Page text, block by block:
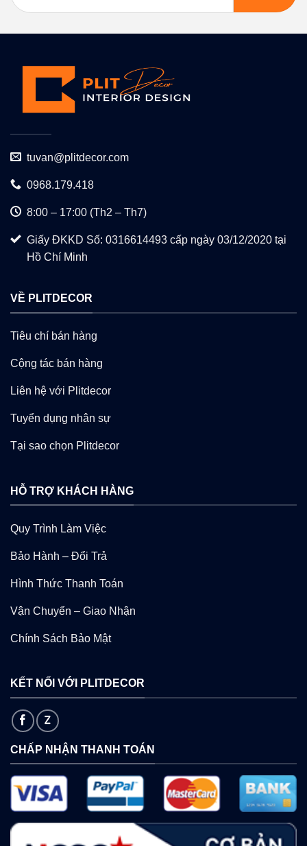
tuvan@plitdecor.com
0968.179.418
8:00 – 17:00 (Th2 – Th7)
Giấy ĐKKD Số: 0316614493 cấp ngày 03/12/2020 tại
Hồ Chí Minh
VỀ PLITDECOR
Tiêu chí bán hàng
Cộng tác bán hàng
Liên hệ với Plitdecor
Tuyển dụng nhân sự
Tại sao chọn Plitdecor
HỖ TRỢ KHÁCH HÀNG
Quy Trình Làm Việc
Bảo Hành – Đổi Trả
Hình Thức Thanh Toán
Vận Chuyển – Giao Nhận
Chính Sách Bảo Mật
KẾT NỐI VỚI PLITDECOR
CHẤP NHẬN THANH TOÁN